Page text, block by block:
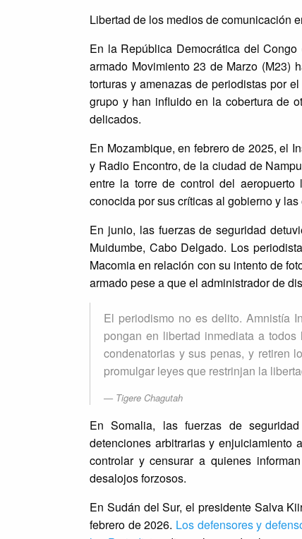
Libertad de los medios de comunicación
En la República Democrática del
armado Movimiento 23 de Marzo (M23)
torturas y amenazas de periodistas por
grupo y han influido en la cobertura de
delicados.
En Mozambique, en febrero de 2025, el
y Radio Encontro, de la ciudad de
entre la torre de control del
conocida por sus críticas al gobierno y
En junio, las fuerzas de seguridad
Muidumbe, Cabo Delgado. Los
Macomia en relación con su intento de
armado pese a que el administrador de
El periodismo no es delito. Amnistía
pongan en libertad inmediata a
condenatorias y sus penas, y retiren
promulgar leyes que restrinjan la
Tigere Chagutah
En Somalia, las fuerzas de
detenciones arbitrarias y enjuiciamiento
controlar y censurar a quienes
desalojos forzosos.
En Sudán del Sur, el presidente Salva
febrero de 2026. Los defensores y